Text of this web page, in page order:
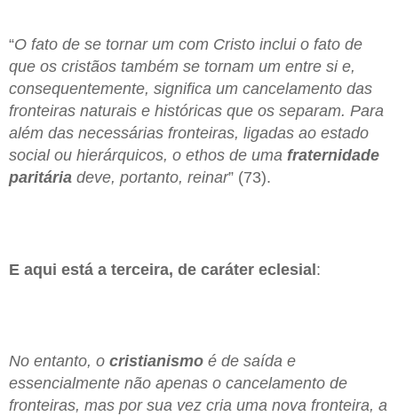
“O fato de se tornar um com Cristo inclui o fato de
que os cristãos também se tornam um entre si e,
consequentemente, significa um cancelamento das
fronteiras naturais e históricas que os separam. Para
além das necessárias fronteiras, ligadas ao estado
social ou hierárquicos, o ethos de uma fraternidade
paritária deve, portanto, reinar” (73).
E aqui está a terceira, de caráter eclesial:
No entanto, o cristianismo é de saída e
essencialmente não apenas o cancelamento de
fronteiras, mas por sua vez cria uma nova fronteira, a